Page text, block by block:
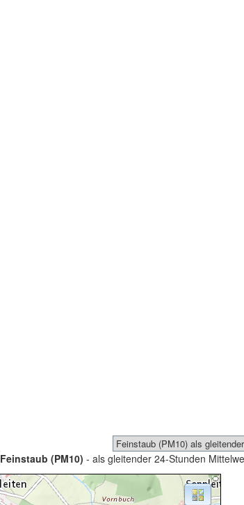
Feinstaub (PM10) - als gleitender 24-Stunden